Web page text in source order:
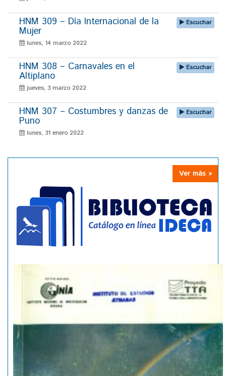
HNM 309 – Día Internacional de la
Mujer
lunes, 14 marzo 2022
Escuchar
HNM 308 – Carnavales en el
Altiplano
jueves, 3 marzo 2022
Escuchar
HNM 307 – Costumbres y danzas de
Puno
lunes, 31 enero 2022
Escuchar
Ver más »